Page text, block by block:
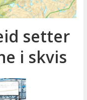
setter
i skvis